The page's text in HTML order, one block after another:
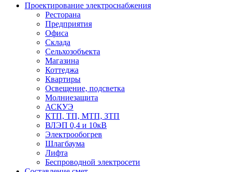
Проектирование электроснабжения
Ресторана
Предприятия
Офиса
Склада
Сельхозобъекта
Магазина
Коттеджа
Квартиры
Освещение, подсветка
Молниезащита
АСКУЭ
КТП, ТП, МТП, ЗТП
ВЛЭП 0,4 и 10кВ
Электрообогрев
Шлагбаума
Лифта
Беспроводной электросети